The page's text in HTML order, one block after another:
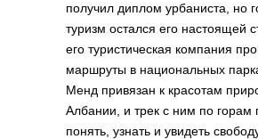
получил диплом урбаниста, но
туризм остался его настоящей
его туристическая компания
маршруты в национальных
Менд привязан к красотам
Албании, и трек с ним по горам
понять, узнать и увидеть